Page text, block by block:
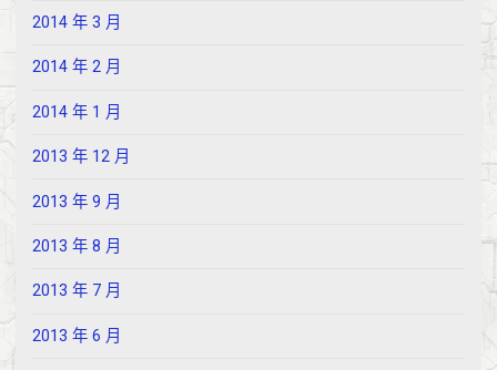
2014 年 3 月
2014 年 2 月
2014 年 1 月
2013 年 12 月
2013 年 9 月
2013 年 8 月
2013 年 7 月
2013 年 6 月